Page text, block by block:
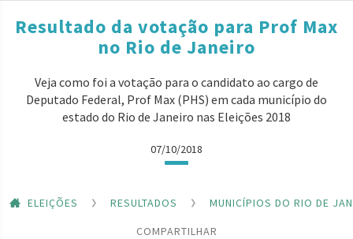
Resultado da votação para Prof Max
no Rio de Janeiro
Veja como foi a votação para o candidato ao cargo de
Deputado Federal, Prof Max (PHS) em cada município do
estado do Rio de Janeiro nas Eleições 2018
07/10/2018
ELEIÇÕES RESULTADOS
MUNICÍPIOS DO RIO DE
COMPARTILHAR